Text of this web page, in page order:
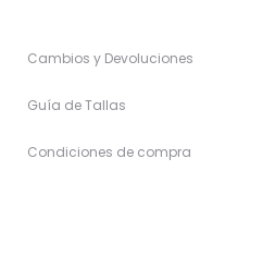
Cambios y Devoluciones
Guía de Tallas
Condiciones de compra